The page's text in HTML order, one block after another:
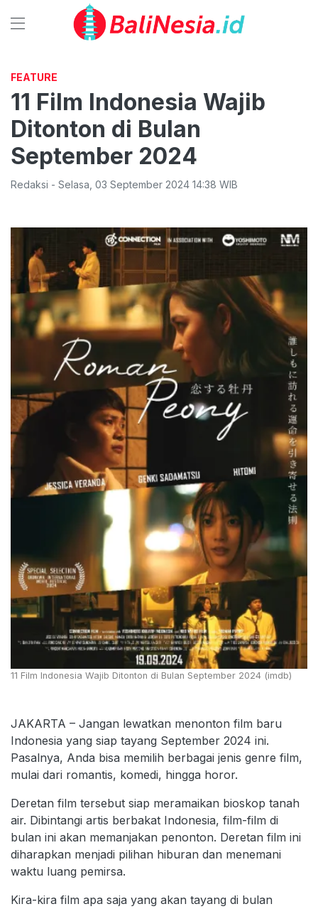
FEATURE
11 Film Indonesia Wajib
Ditonton di Bulan
September 2024
Redaksi - Selasa 03 September 2024 14:38 WIB
11 Film Indonesia Wajib Ditonton di Bulan September 2024 (imdb)
JAKARTA – Jangan lewatkan menonton film baru
Indonesia yang siap tayang September 2024 ini.
Pasalnya, Anda bisa memilih berbagai jenis genre film,
mulai dari romantis, komedi, hingga horor.
Deretan film tersebut siap meramaikan bioskop tanah
air. Dibintangi artis berbakat Indonesia, film-film di
bulan ini akan memanjakan penonton. Deretan film ini
diharapkan menjadi pilihan hiburan dan menemani
waktu luang pemirsa.
Kira-kira film apa saja yang akan tayang di bulan